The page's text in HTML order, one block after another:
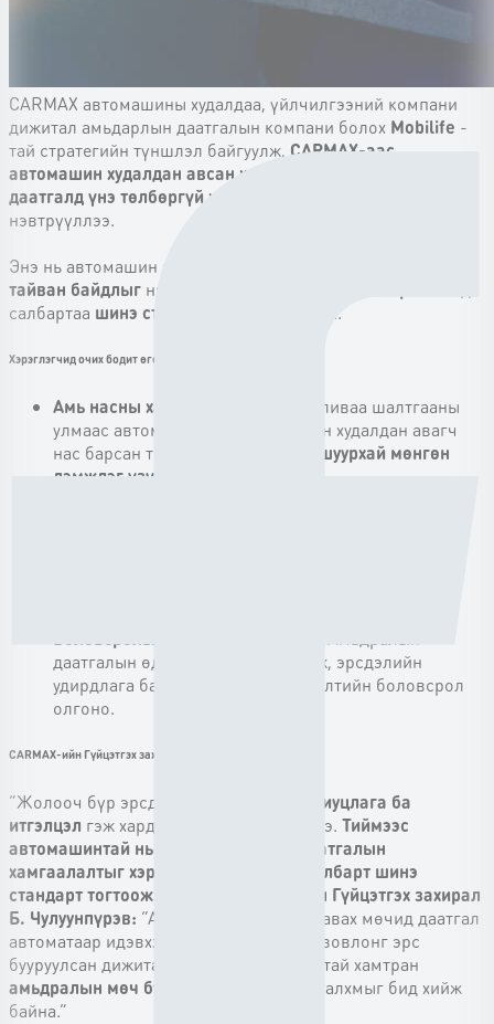
CARMAX автомашины худалдаа, үйлчилгээний компани
дижитал амьдарлын даатгалын компани болох Mobilife -
тай стратегийн түншлэл байгуулж, CARMAX-аас
автомашин худалдан авсан хэрэглэгч бүрийг амь насны
даатгалд үнэ төлбөргүй хамруулах
нэвтрүүллээ.
Энэ нь автомашин авах мөчөөс
тайван байдлыг нэг дор хамгаалдаг
салбартаа шинэ стандарт тогтоож байна.
Хэрэглэгчид очих бодит өгөөж:
Амь насны хамгаалалт үнэгүй:
Аливаа шалтгааны
улмаас автомашин худалдан авсан худалдан авагч
нас барсан тохиолдолд гэр бүлд
шуурхай мөнгөн
дэмжлэг үзүүлнэ
Боловсролын өдөрлөг:
Жил бүр “Амьдралын
даатгалын өдөр” зохион байгуулж, эрсдэлийн
удирдлага ба санхүүгийн төлөвлөлтийн боловсрол
олгоно.
CARMAX-ийн Гүйцэтгэх захирал О.Ундрах:
“Жолооч бүр эрсдэлийг айдас бус,
хариуцлага ба
итгэлцэл гэж хардаг соёлыг бид түгээнэ. Тиймээс
автомашинтай нь хамт амьдралын даатгалын
хамгаалалтыг хэрэглэгчдээ хүргэж, салбарт шинэ
стандарт тогтоож байна.” Mobilife-ийн Гүйцэтгэх захирал
Б. Чулуунпүрэв: “Автомашин худалдан авах мөчид даатгал
автоматаар идэвхжих нь хэрэглэгчийн зовлонг эрс
бууруулсан дижитал шийдэл. CARMAX-тай хамтран
амьдралын мөч бүрийг тайван
болгох алхмыг бид хийж
байна.”